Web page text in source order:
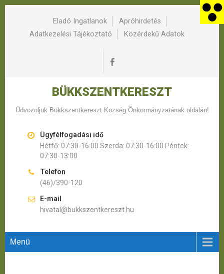
Eladó Ingatlanok
Apróhirdetés
Adatkezelési Tájékoztató
Közérdekű Adatok
BÜKKSZENTKERESZT
Üdvözöljük Bükkszentkereszt Község Önkormányzatának oldalán!
Ügyfélfogadási idő
Hétfő: 07:30-16:00 Szerda: 07:30-16:00 Péntek:
07:30-13:00
Telefon
(46)/390-120
E-mail
hivatal@bukkszentkereszt.hu
Menü